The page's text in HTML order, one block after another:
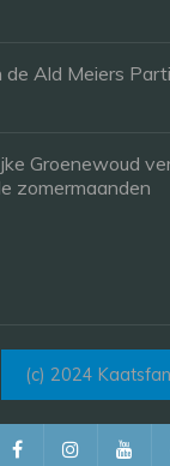
de Ald Meiers
Groenewoud
zomermaanden
(c) 2024 Kaatsfan